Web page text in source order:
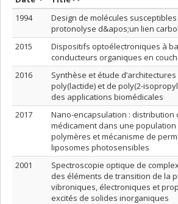
1994
Design de molécules
protonolyse d&apos;un lien
2015
Dispositifs optoélectroniques à
conducteurs organiques en
2016
Synthèse et étude
poly(lactide) et de poly(2-
des applications biomédicales
2017
Nano-encapsulation : distribution
médicament dans une population
polymères et mécanisme de
liposomes photosensibles
2001
Spectroscopie optique de
des éléments de transition de la
vibroniques, électroniques et
excités de solides inorganiques